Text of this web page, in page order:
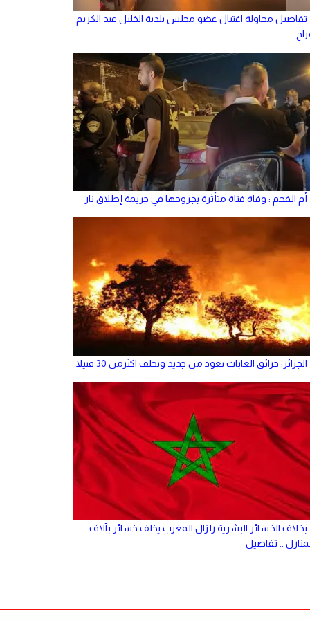
تفاصيل محاولة اغتيال عضو مجلس بلدية الخليل عبد الكريم
أم الفحم : وفاة فتاة متأثرة بجروحها في جريمة إطلاق نار
الجزائر: حرائق الغابات تعود من جديد وتخلف اكثرمن 30 قتيلا
بخلاف الخسائر البشرية زلزال المغرب يخلف خسائر بآلاف
.. تفاصيل